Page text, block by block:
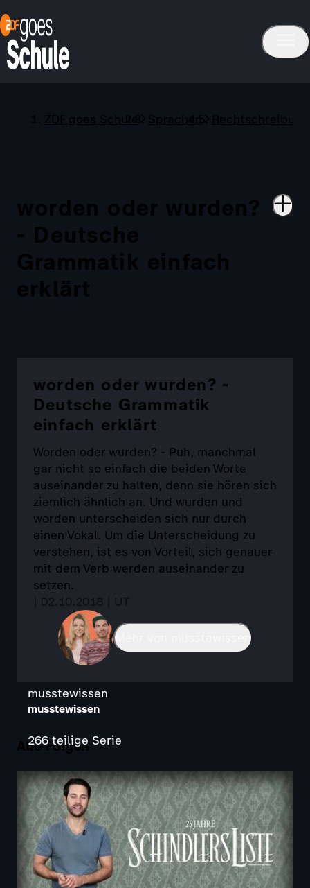
ZDF goes Schule Sprachen Rechtschreibung
worden oder wurden?
- Deutsche
Grammatik einfach
erklärt
worden oder wurden? -
Deutsche Grammatik
einfach erklärt
Worden oder wurden? - Puh, manchmal
gar nicht so einfach die beiden Worte
auseinander zu halten, denn sie hören sich
ziemlich ähnlich an. Und wurden und
worden unterscheiden sich nur durch
einen Vokal. Um die Unterscheidung zu
verstehen, ist es von Vorteil, sich genauer
mit dem Verb werden auseinander zu
setzen.
| 02.10.2018 | UT
Mehr von musstewissen
Alle Folgen
musstewissen
musstewissen
266 teilige Serie